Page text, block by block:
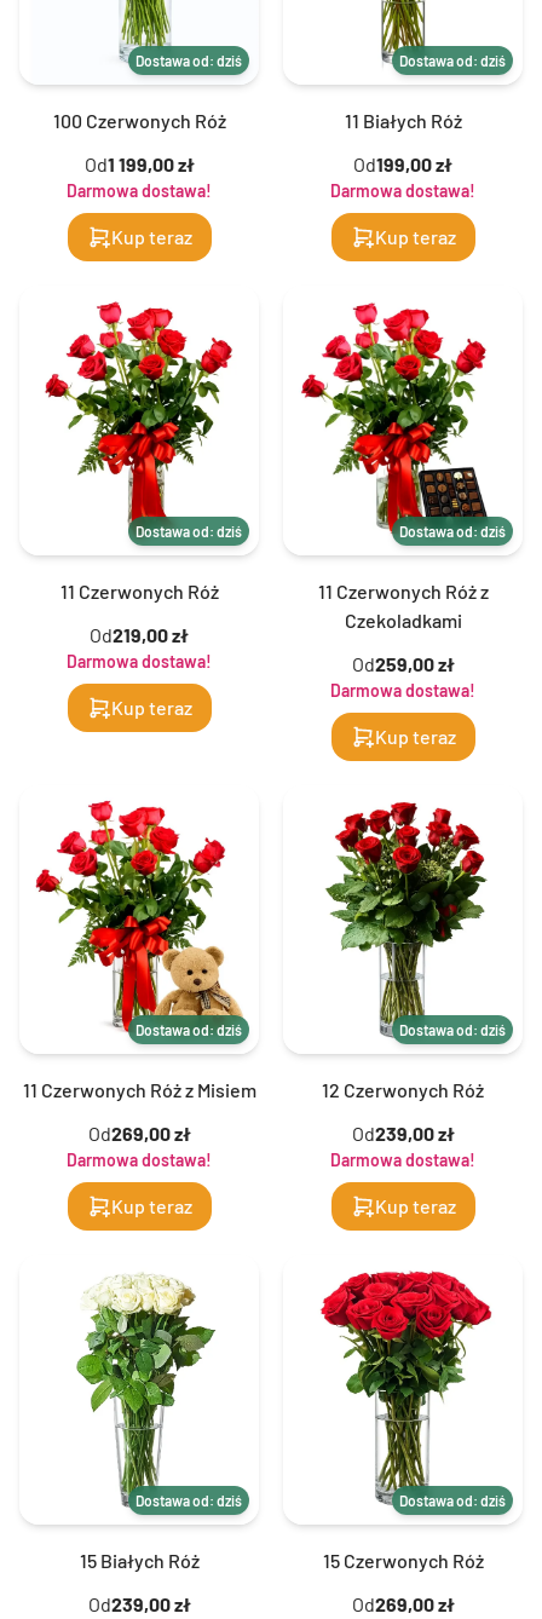
Dostawa od: dziś
100 Czerwonych Róż
Od1 199,00 zł
Darmowa dostawa!
Kup teraz
Dostawa od: dziś
11 Białych Róż
Od199,00 zł
Darmowa dostawa!
Kup teraz
Dostawa od: dziś
11 Czerwonych Róż
Od219,00 zł
Darmowa dostawa!
Kup teraz
Dostawa od: dziś
11 Czerwonych Róż z
Czekoladkami
Od259,00 zł
Darmowa dostawa!
Kup teraz
Dostawa od: dziś
11 Czerwonych Róż z Misiem
Od269,00 zł
Darmowa dostawa!
Kup teraz
Dostawa od: dziś
12 Czerwonych Róż
Od239,00 zł
Darmowa dostawa!
Kup teraz
Dostawa od: dziś
15 Białych Róż
Od239,00 zł
Dostawa od: dziś
15 Czerwonych Róż
Od269,00 zł